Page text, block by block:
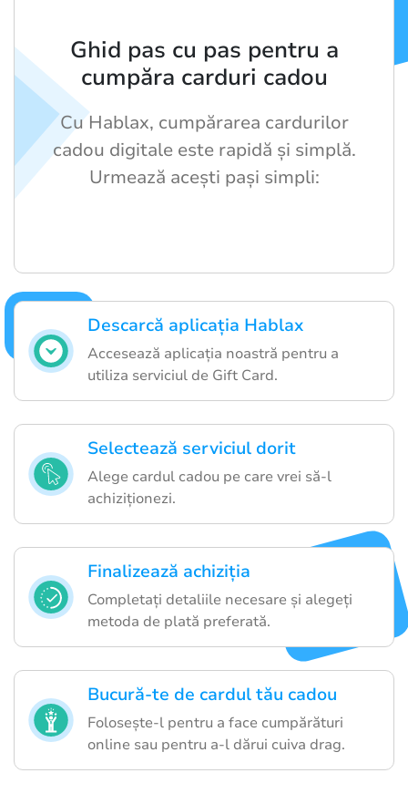
Descarcă aplicația Hablax
Accesează aplicația noastră pentru a
utiliza serviciul de Gift Card.
Selectează serviciul dorit
Alege cardul cadou pe care vrei să-l
achiziționezi.
Finalizează achiziția
Completați detaliile necesare și alegeți
metoda de plată preferată.
Bucură-te de cardul tău cadou
Folosește-l pentru a face cumpărături
online sau pentru a-l dărui cuiva drag.
Ghid pas cu pas pentru a
cumpăra carduri cadou
Cu Hablax, cumpărarea cardurilor
cadou digitale este rapidă și simplă.
Urmează acești pași simpli: